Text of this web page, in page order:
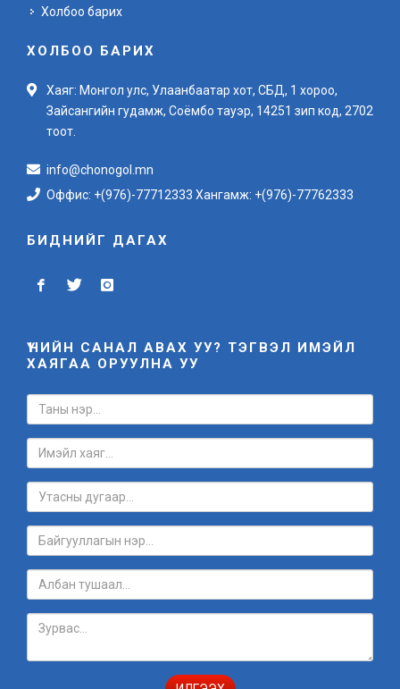
Холбоо барих
ХОЛБОО БАРИХ
Хаяг: Монгол улс, Улаанбаатар хот, СБД, 1 хороо,
Зайсангийн гудамж, Соёмбо тауэр, 14251 зип код, 2702
тоот.
info@chonogol.mn
Оффис: +(976)-77712333 Хангамж: +(976)-77762333
БИДНИЙГ ДАГАХ
ҮНИЙН САНАЛ АВАХ УУ? ТЭГВЭЛ ИМЭЙЛ
ХАЯГАА ОРУУЛНА УУ